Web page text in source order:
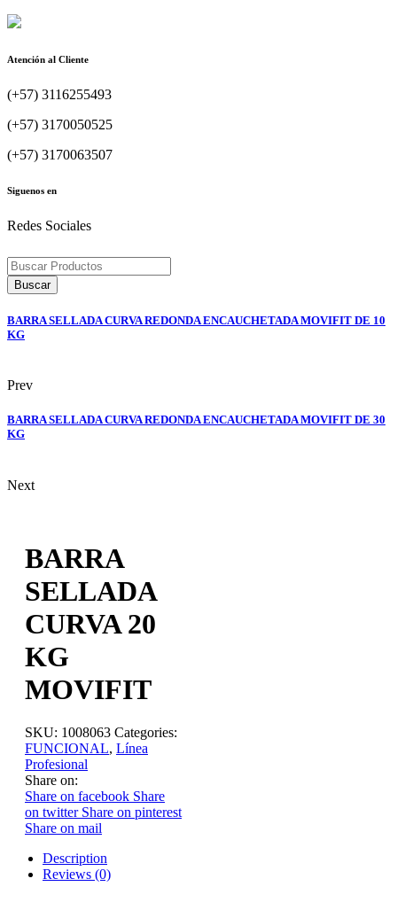
Atención al Cliente
(+57) 3116255493
(+57) 3170050525
(+57) 3170063507
Siguenos en
Redes Sociales
Búsqueda
de
productos
Buscar
BARRA SELLADA CURVA REDONDA ENCAUCHETADA MOVIFIT DE 10
KG
Prev
BARRA SELLADA CURVA REDONDA ENCAUCHETADA MOVIFIT DE 30
KG
Next
BARRA
SELLADA
CURVA 20
KG
MOVIFIT
SKU: 1008063 Categories:
FUNCIONAL, Línea
Profesional
Share on:
Share on facebook Share
on twitter Share on pinterest
Share on mail
Description
Reviews (0)